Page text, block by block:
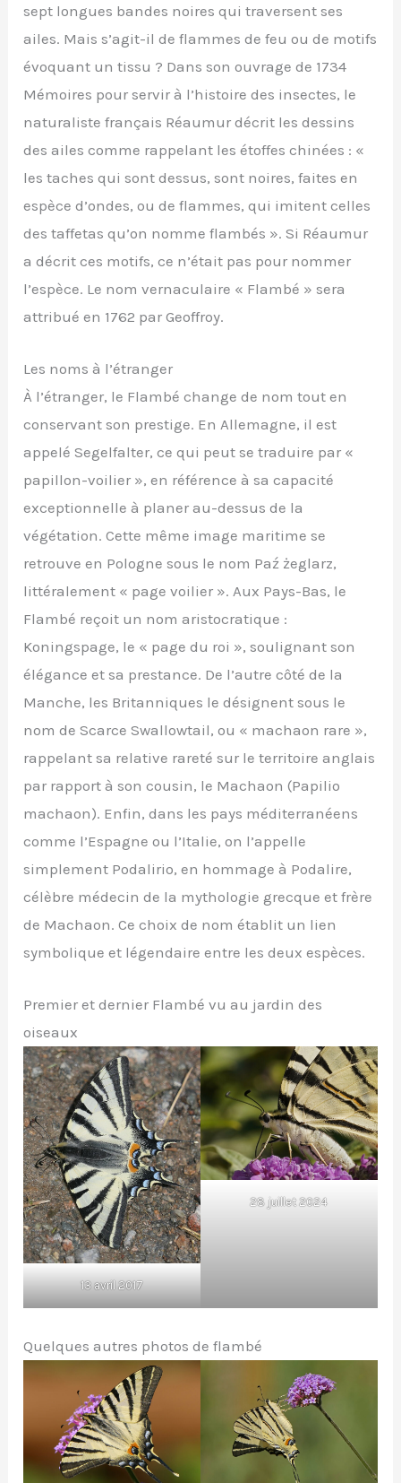
sept longues bandes noires qui traversent ses
ailes. Mais s’agit-il de flammes de feu ou de motifs
évoquant un tissu ? Dans son ouvrage de 1734
Mémoires pour servir à l’histoire des insectes, le
naturaliste français Réaumur décrit les dessins
des ailes comme rappelant les étoffes chinées : «
les taches qui sont dessus, sont noires, faites en
espèce d’ondes, ou de flammes, qui imitent celles
des taffetas qu’on nomme flambés ». Si Réaumur
a décrit ces motifs, ce n’était pas pour nommer
l’espèce. Le nom vernaculaire « Flambé » sera
attribué en 1762 par Geoffroy.
Les noms à l’étranger
À l’étranger, le Flambé change de nom tout en
conservant son prestige. En Allemagne, il est
appelé Segelfalter, ce qui peut se traduire par «
papillon-voilier », en référence à sa capacité
exceptionnelle à planer au-dessus de la
végétation. Cette même image maritime se
retrouve en Pologne sous le nom Paź żeglarz,
littéralement « page voilier ». Aux Pays-Bas, le
Flambé reçoit un nom aristocratique :
Koningspage, le « page du roi », soulignant son
élégance et sa prestance. De l’autre côté de la
Manche, les Britanniques le désignent sous le
nom de Scarce Swallowtail, ou « machaon rare »,
rappelant sa relative rareté sur le territoire anglais
par rapport à son cousin, le Machaon (Papilio
machaon). Enfin, dans les pays méditerranéens
comme l’Espagne ou l’Italie, on l’appelle
simplement Podalirio, en hommage à Podalire,
célèbre médecin de la mythologie grecque et frère
de Machaon. Ce choix de nom établit un lien
symbolique et légendaire entre les deux espèces.
Premier et dernier Flambé vu au jardin des
oiseaux
13 avril 2017
28 juillet 2024
Quelques autres photos de flambé